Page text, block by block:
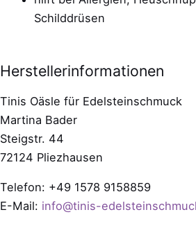
Schilddrüsen
Herstellerinformationen
Tinis Oäsle für Edelsteinschmuck
Martina Bader
Steigstr. 44
72124 Pliezhausen
Telefon: +49 1578 9158859
E-Mail: info@tinis-